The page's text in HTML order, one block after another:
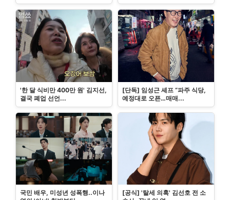
'한 달 식비만 400만 원' 김지선,
결국 폐업 선언...
[단독] 임성근 셰프 “파주 식당,
예정대로 오픈…매매...
국민 배우, 미성년 성폭행..이나
[공식] '탈세 의혹' 김선호 전 소